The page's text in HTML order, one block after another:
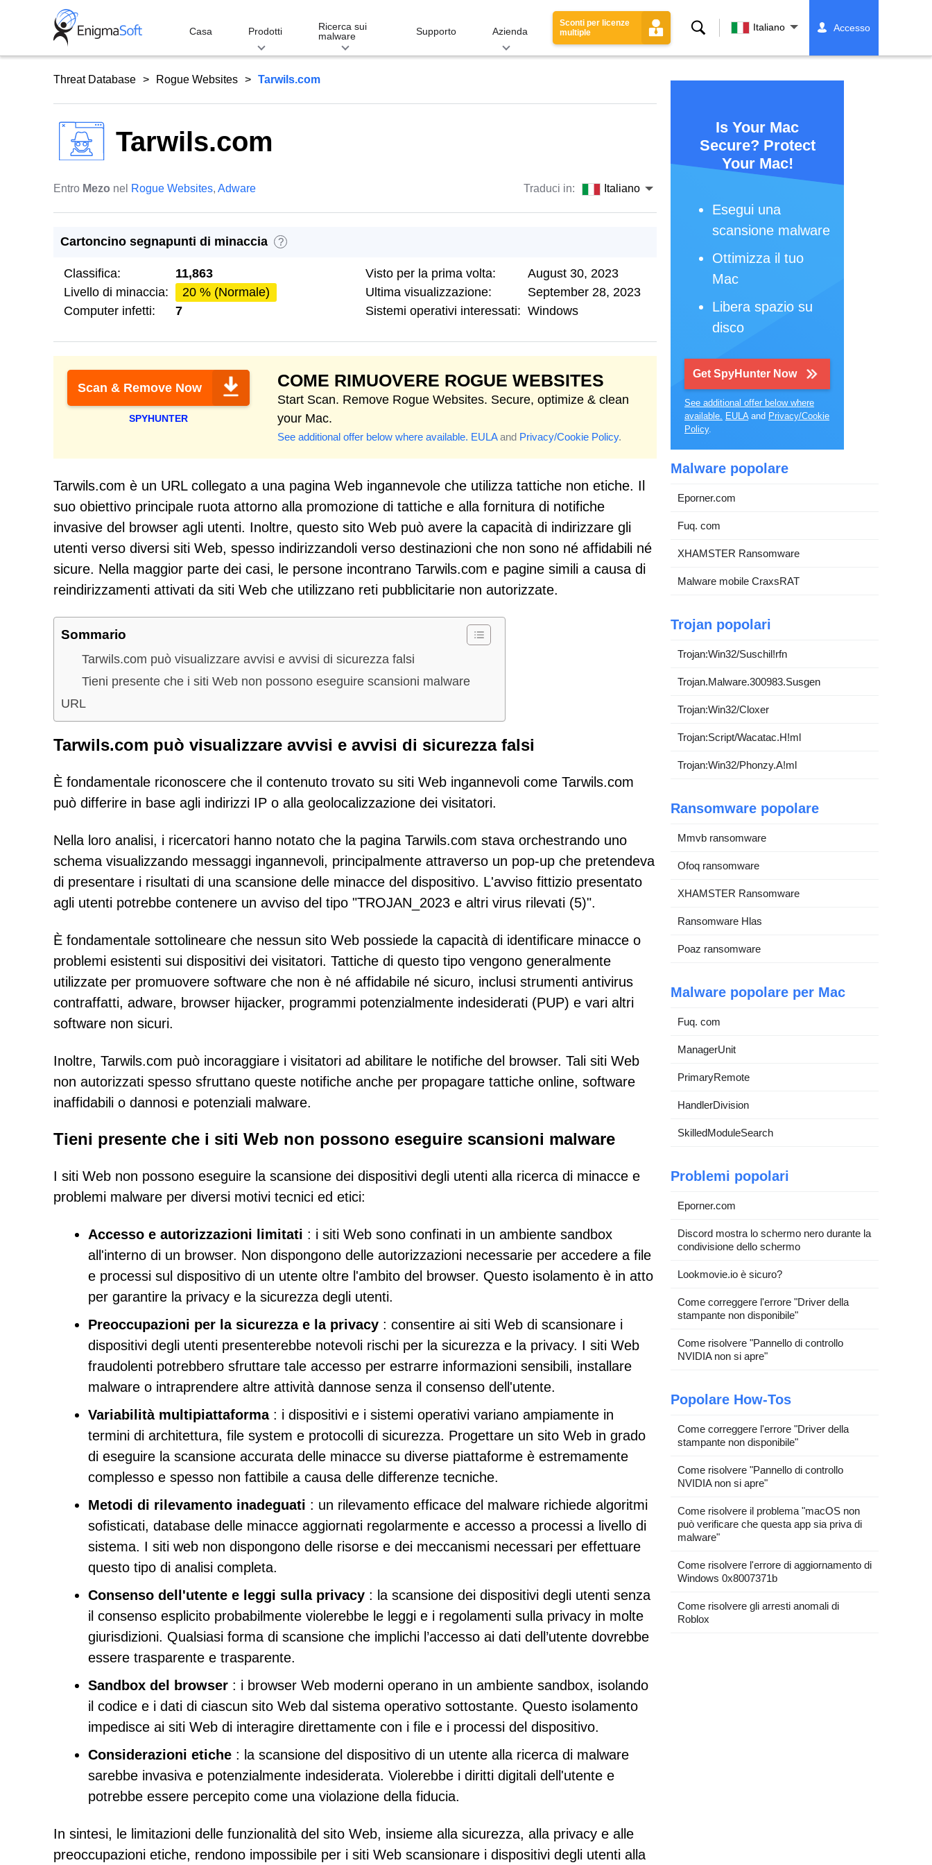
Casa Prodotti
Ricerca sui
malware
Supporto Azienda
Sconti per licenze
multiple
Ricerca Italiano Accesso
Threat Database Rogue Websites Tarwils.com
Tarwils.com
Entro Mezo nel Rogue Websites, Adware Traduci in: Italiano
Cartoncino segnapunti di minaccia ?
Classifica:
11,863
Livello di minaccia:
20 % (Normale)
Computer infetti:
7
Visto per la prima volta:
August 30, 2023
Ultima visualizzazione:
September 28, 2023
Sistemi operativi interessati: Windows
Scan & Remove Now
SPYHUNTER
COME RIMUOVERE ROGUE WEBSITES
Start Scan. Remove Rogue Websites. Secure, optimize & clean
your Mac.
See additional offer below where available. EULAand Privacy/Cookie Policy.
Tarwils.com è un URL collegato a una pagina Web ingannevole che utilizza tattiche non etiche. Il
suo obiettivo principale ruota attorno alla promozione di tattiche e alla fornitura di notifiche
invasive del browser agli utenti. Inoltre, questo sito Web può avere la capacità di indirizzare gli
utenti verso diversi siti Web, spesso indirizzandoli verso destinazioni che non sono né affidabili né
sicure. Nella maggior parte dei casi, le persone incontrano Tarwils.com e pagine simili a causa di
reindirizzamenti attivati da siti Web che utilizzano reti pubblicitarie non autorizzate.
Sommario
Tarwils.com può visualizzare avvisi e avvisi di sicurezza falsi
Tieni presente che i siti Web non possono eseguire scansioni malware
URL
Tarwils.com può visualizzare avvisi e avvisi di sicurezza falsi
È fondamentale riconoscere che il contenuto trovato su siti Web ingannevoli come Tarwils.com
può differire in base agli indirizzi IP o alla geolocalizzazione dei visitatori.
Nella loro analisi, i ricercatori hanno notato che la pagina Tarwils.com stava orchestrando uno
schema visualizzando messaggi ingannevoli, principalmente attraverso un pop-up che pretendeva
di presentare i risultati di una scansione delle minacce del dispositivo. L'avviso fittizio presentato
agli utenti potrebbe contenere un avviso del tipo "TROJAN_2023 e altri virus rilevati (5)".
È fondamentale sottolineare che nessun sito Web possiede la capacità di identificare minacce o
problemi esistenti sui dispositivi dei visitatori. Tattiche di questo tipo vengono generalmente
utilizzate per promuovere software che non è né affidabile né sicuro, inclusi strumenti antivirus
contraffatti, adware, browser hijacker, programmi potenzialmente indesiderati (PUP) e vari altri
software non sicuri.
Inoltre, Tarwils.com può incoraggiare i visitatori ad abilitare le notifiche del browser. Tali siti Web
non autorizzati spesso sfruttano queste notifiche anche per propagare tattiche online, software
inaffidabili o dannosi e potenziali malware.
Tieni presente che i siti Web non possono eseguire scansioni malware
I siti Web non possono eseguire la scansione dei dispositivi degli utenti alla ricerca di minacce e
problemi malware per diversi motivi tecnici ed etici:
Accesso e autorizzazioni limitati : i siti Web sono confinati in un ambiente sandbox
all'interno di un browser. Non dispongono delle autorizzazioni necessarie per accedere a file
e processi sul dispositivo di un utente oltre l'ambito del browser. Questo isolamento è in atto
per garantire la privacy e la sicurezza degli utenti.
Preoccupazioni per la sicurezza e la privacy : consentire ai siti Web di scansionare i
dispositivi degli utenti presenterebbe notevoli rischi per la sicurezza e la privacy. I siti Web
fraudolenti potrebbero sfruttare tale accesso per estrarre informazioni sensibili, installare
malware o intraprendere altre attività dannose senza il consenso dell'utente.
Variabilità multipiattaforma: i dispositivi e i sistemi operativi variano ampiamente in
termini di architettura, file system e protocolli di sicurezza. Progettare un sito Web in grado
di eseguire la scansione accurata delle minacce su diverse piattaforme è estremamente
complesso e spesso non fattibile a causa delle differenze tecniche.
Metodi di rilevamento inadeguati : un rilevamento efficace del malware richiede algoritmi
sofisticati, database delle minacce aggiornati regolarmente e accesso a processi a livello di
sistema. I siti web non dispongono delle risorse e dei meccanismi necessari per effettuare
questo tipo di analisi completa.
Consenso dell'utente e leggi sulla privacy : la scansione dei dispositivi degli utenti senza
il consenso esplicito probabilmente violerebbe le leggi e i regolamenti sulla privacy in molte
giurisdizioni. Qualsiasi forma di scansione che implichi l’accesso ai dati dell’utente dovrebbe
essere trasparente e trasparente.
Sandbox del browser : i browser Web moderni operano in un ambiente sandbox, isolando
il codice e i dati di ciascun sito Web dal sistema operativo sottostante. Questo isolamento
impedisce ai siti Web di interagire direttamente con i file e i processi del dispositivo.
Considerazioni etiche : la scansione del dispositivo di un utente alla ricerca di malware
sarebbe invasiva e potenzialmente indesiderata. Violerebbe i diritti digitali dell'utente e
potrebbe essere percepito come una violazione della fiducia.
In sintesi, le limitazioni delle funzionalità del sito Web, insieme alla sicurezza, alla privacy e alle
preoccupazioni etiche, rendono impossibile per i siti Web scansionare i dispositivi degli utenti alla
Is Your Mac
Secure? Protect
Your Mac!
Esegui una
scansione malware
Ottimizza il tuo
Mac
Libera spazio su
disco
Get SpyHunter Now
See additional offer below where
available. EULAand Privacy/Cookie
Policy.
Malware popolare
Eporner.com
Fuq. com
XHAMSTER Ransomware
Malware mobile CraxsRAT
Trojan popolari
Trojan:Win32/Suschil!rfn
Trojan.Malware.300983.Susgen
Trojan:Win32/Cloxer
Trojan:Script/Wacatac.H!ml
Trojan:Win32/Phonzy.A!ml
Ransomware popolare
Mmvb ransomware
Ofoq ransomware
XHAMSTER Ransomware
Ransomware Hlas
Poaz ransomware
Malware popolare per Mac
Fuq. com
ManagerUnit
PrimaryRemote
HandlerDivision
SkilledModuleSearch
Problemi popolari
Eporner.com
Discord mostra lo schermo nero durante la
condivisione dello schermo
Lookmovie.io è sicuro?
Come correggere l'errore "Driver della
stampante non disponibile"
Come risolvere "Pannello di controllo
NVIDIA non si apre"
Popolare How-Tos
Come correggere l'errore "Driver della
stampante non disponibile"
Come risolvere "Pannello di controllo
NVIDIA non si apre"
Come risolvere il problema "macOS non
può verificare che questa app sia priva di
malware"
Come risolvere l'errore di aggiornamento di
Windows 0x8007371b
Come risolvere gli arresti anomali di
Roblox